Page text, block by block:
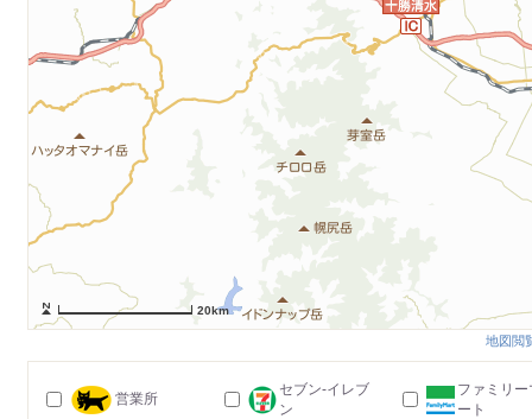
20km
地図閲
営業所
セブン-イレブ
ン
ファミリー
ート